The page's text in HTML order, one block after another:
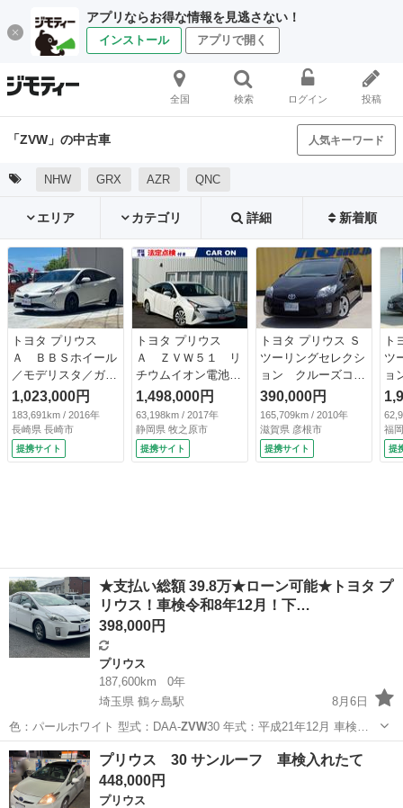
アプリならお得な情報を見逃さない！
インストール アプリで開く
全国 検索 ログイン 投稿
「ZVW」の中古車 人気キーワード
NHW GRX AZR QNC
エリア カテゴリ 詳細 新着順
トヨタ プリウス
Ａ ＢＢＳホイール
／モデリスタ／ガー
ニッシュ／ＴＲＤエ
アロ／デイライト／
バックカメラ／衝突
被害軽減ブレーキ／
車線逸脱警報／ＢＳ
1,023,000円
183,691km / 2016年
長崎県 長崎市
提携サイト
トヨタ プリウス
Ａ ＺＶＷ５１ リ
チウムイオン電池
ドラレコ クリアラ
ンスソナー レーン
アシスト オートク
ルコン 衝突被害軽
減システム ナビ
1,498,000円
63,198km / 2017年
静岡県 牧之原市
提携サイト
トヨタ プリウス Ｓ
ツーリングセレクシ
ョン クルーズコン
トロール 純正ナ
ビ フルセグＴＶ
バックカメラ Ｂｌ
ｕｅｔｏｏｔｈ Ｅ
ＴＣ ミラー型前後
備付）
390,000円
165,709km / 2010年
滋賀県 彦根市
提携サイト
ト
ツ
ョ
ラ
０
ィ
レ
革
福
提
★支払い総額 39.8万★ローン可能★トヨタ プ
リウス！車検令和8年12月！下…
398,000円
プリウス
187,600km
0年
埼玉県 鶴ヶ島駅
8月6日
色：パールホワイト 型式：DAA-ZVW30 年式：平成21年12月 車検…
埼玉 川越市 鶴ヶ島駅 プリウス
プリウス 30 サンルーフ 車検入れたて
448,000円
プリウス